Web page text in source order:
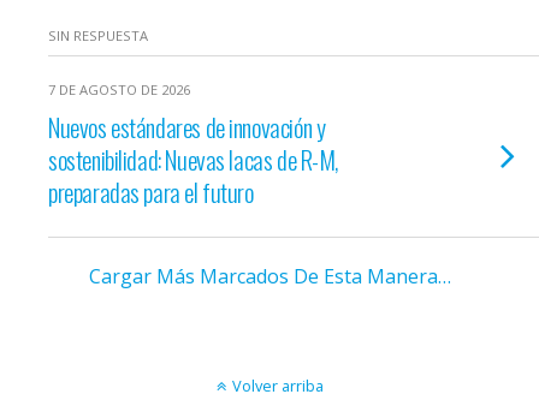
SIN RESPUESTA
7 DE AGOSTO DE 2026
Nuevos estándares de innovación y
sostenibilidad: Nuevas lacas de R-M,
preparadas para el futuro
Cargar Más Marcados De Esta Manera…
Volver arriba